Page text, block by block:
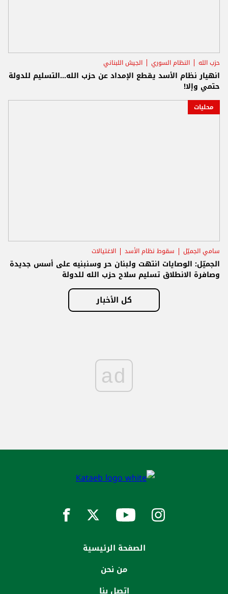
حزب الله النظام السوري الجيش اللبناني
انهيار نظام الأسد يقطع الإمداد عن حزب الله...التسليم للدولة
حتمي وإلا!
محليات
سامي الجميّل سقوط نظام الأسد الاغتيالات
الجميّل: الوصايات انتهت ولبنان حر وسنبنيه على أسس جديدة
وصافرة الانطلاق تسليم سلاح حزب الله للدولة
كل الأخبار
ad
الصفحة الرئيسية
من نحن
إتصل بنا